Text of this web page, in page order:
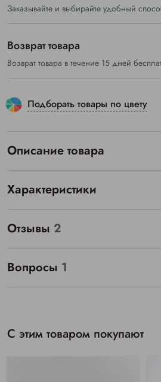
Заказывайте и выбирайте удобный
Возврат товара
Возврат товара в течение 15 дней
Подборать товары по цвету
Описание товара
Характеристики
Отзывы 2
Вопросы 1
С этим товаром покупают